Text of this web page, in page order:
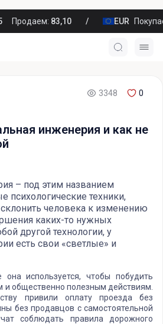
Продаем: 83,10 EUR
3348 0
инженерия и как не
– под этим названием
психологические техники,
человека к изменению
каких-то нужных
другой технологии, у
есть свои «светлые» и
она используется, чтобы побудить
и общественно полезным действиям.
привили оплату проезда без
без продавцов с самостоятельной
соблюдать правила дорожного